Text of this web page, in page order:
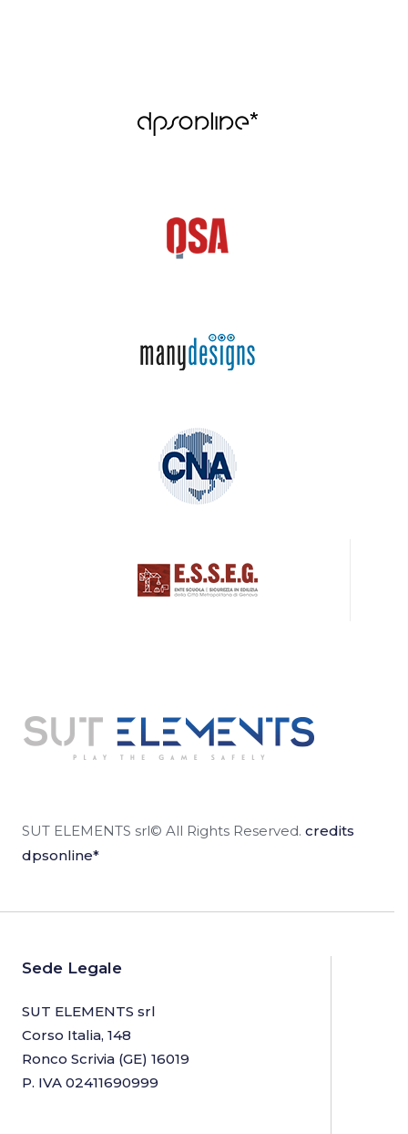
SUT ELEMENTS srl© All Rights Reserved. credits
dpsonline*
Sede Legale
SUT ELEMENTS srl
Corso Italia, 148
Ronco Scrivia (GE) 16019
P. IVA 02411690999